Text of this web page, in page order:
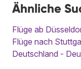
Ähnliche
Flüge ab
Flüge nach
Deutschland -